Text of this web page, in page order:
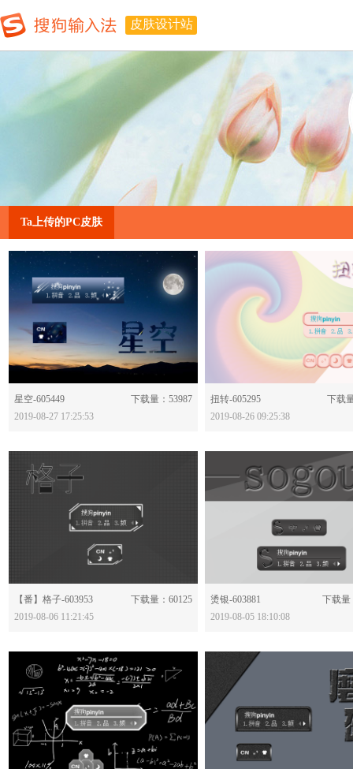
皮肤设计站
Ta上传的PC皮肤
星空-605449
下载量：53987
2019-08-27 17:25:53
扭转-605295
下载
2019-08-26 09:25:38
分享：
【番】格子-603953
下载量：60125
2019-08-06 11:21:45
烫银-603881
下载量
2019-08-05 18:10:08